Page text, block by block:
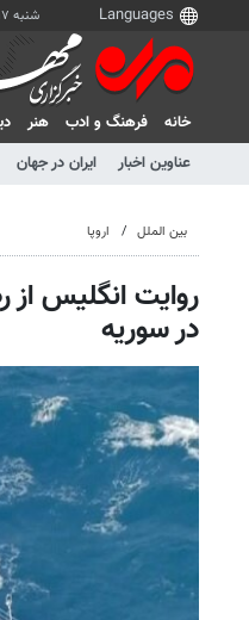
شنبه ۱۷ مرداد ۱۴۰۵
خانه فرهنگ و ادب هنر
عناوین اخبار
ایران در جهان
بین الملل اروپا
در سوریه